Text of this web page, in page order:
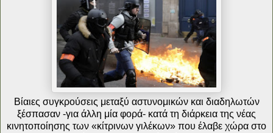
Βίαιες συγκρούσεις μεταξύ αστυνομικών και διαδηλωτών
ξέσπασαν -για άλλη μία φορά- κατά τη διάρκεια της νέας
κινητοποίησης των «κίτρινων γιλέκων» που έλαβε χώρα στο